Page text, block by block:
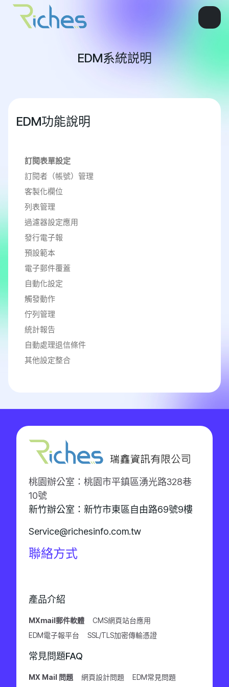
EDM功能說明
訂閱表單設定
訂閱者（帳號）管理
客製化欄位
列表管理
過濾器設定應用
發行電子報
預設範本
電子郵件覆蓋
自動化設定
觸發動作
佇列管理
統計報告
自動處理退信條件
其他設定整合
EDM系統説明
桃園辦公室：桃園市平鎮區湧光路328巷
10號
新竹辦公室：新竹市東區自由路69號9樓
Service@richesinfo.com.tw
聯絡方式
產品介紹
MXmail郵件軟體
CMS網頁站台應用
EDM電子報平台
SSL/TLS加密傳輸憑證
常見問題FAQ
MX Mail 問題 網頁設計問題 EDM常見問題